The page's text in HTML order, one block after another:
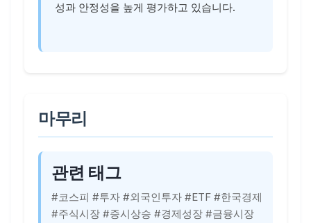
성과 안정성을 높게 평가하고 있습니다.
마무리
관련 태그
#코스피 #투자 #외국인투자 #ETF #한국경제
#주식시장 #증시상승 #경제성장 #금융시장